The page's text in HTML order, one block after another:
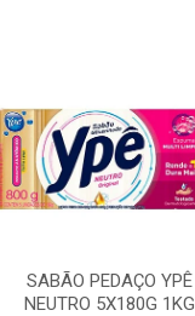
SABÃO PEDAÇO YPÊ
NEUTRO 5X180G 1KG